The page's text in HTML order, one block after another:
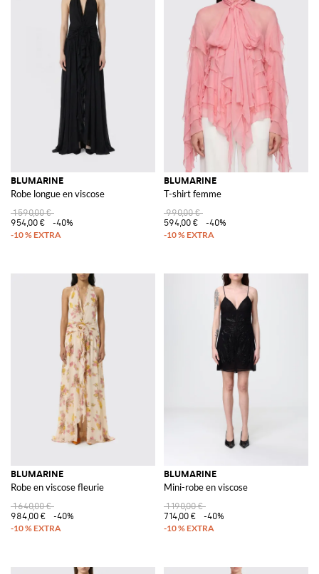
BLUMARINE
Robe longue en viscose
1 590,00 €
954,00 €
-40%
BLUMARINE
T-shirt femme
990,00 €
594,00 €
-40%
BLUMARINE
Robe en viscose fleurie
1 640,00 €
984,00 €
-40%
BLUMARINE
Mini-robe en viscose
1 190,00 €
714,00 €
-40%